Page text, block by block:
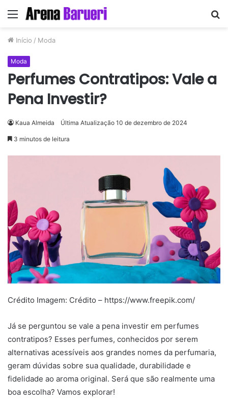
Menu
Início / Moda
Moda
Perfumes Contratipos: Vale a
Pena Investir?
Kaua Almeida Última Atualização 10 de dezembro de 2024
3 minutos de leitura
Crédito Imagem: Crédito – https://www.freepik.com/
Já se perguntou se vale a pena investir em perfumes
contratipos? Esses perfumes, conhecidos por serem
alternativas acessíveis aos grandes nomes da perfumaria,
geram dúvidas sobre sua qualidade, durabilidade e
fidelidade ao aroma original. Será que são realmente uma
boa escolha? Vamos explorar!